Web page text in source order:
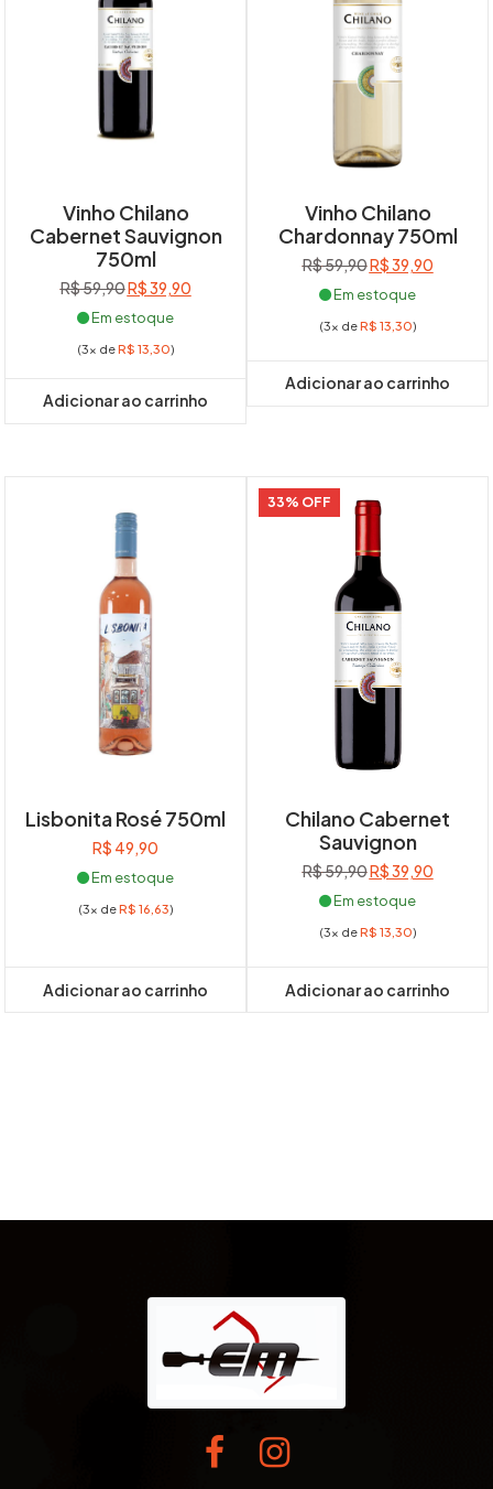
Vinho Chilano
Cabernet Sauvignon
750ml
R$59,90O
preço
original
era:
R$39,90O
Em estoque
(3x deR$ 13,30)
Adicionar ao carrinho
Vinho Chilano
Chardonnay 750ml
R$59,90O
preço
original
era:
R$39,90O
Em estoque
(3x deR$ 13,30)
Adicionar ao carrinho
Lisbonita Rosé 750ml
R$ 49,90
Em estoque
(3x deR$ 16,63)
Adicionar ao carrinho
33% OFF
Chilano Cabernet
Sauvignon
R$59,90O
preço
original
era:
R$39,90O
Em estoque
(3x deR$ 13,30)
Adicionar ao carrinho